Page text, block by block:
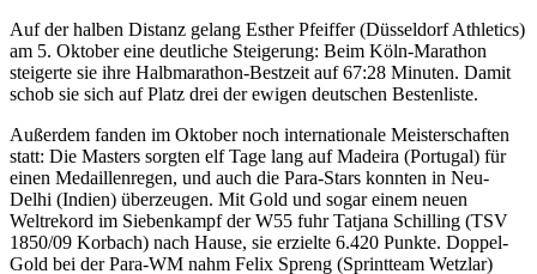
Auf der halben Distanz gelang Esther Pfeiffer (Düsseldorf Athletics)
am 5. Oktober eine deutliche Steigerung: Beim Köln-Marathon
steigerte sie ihre Halbmarathon-Bestzeit auf 67:28 Minuten. Damit
schob sie sich auf Platz drei der ewigen deutschen Bestenliste.
Außerdem fanden im Oktober noch internationale Meisterschaften
statt: Die Masters sorgten elf Tage lang auf Madeira (Portugal) für
einen Medaillenregen, und auch die Para-Stars konnten in Neu-
Delhi (Indien) überzeugen. Mit Gold und sogar einem neuen
Weltrekord im Siebenkampf der W55 fuhr Tatjana Schilling (TSV
1850/09 Korbach) nach Hause, sie erzielte 6.420 Punkte. Doppel-
Gold bei der Para-WM nahm Felix Spreng (Sprintteam Wetzlar)